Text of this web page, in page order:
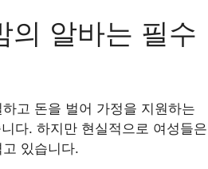
의 알바는 필수
고 돈을 벌어 가정을 지원하는
다. 하지만 현실적으로 여성들은
있습니다.